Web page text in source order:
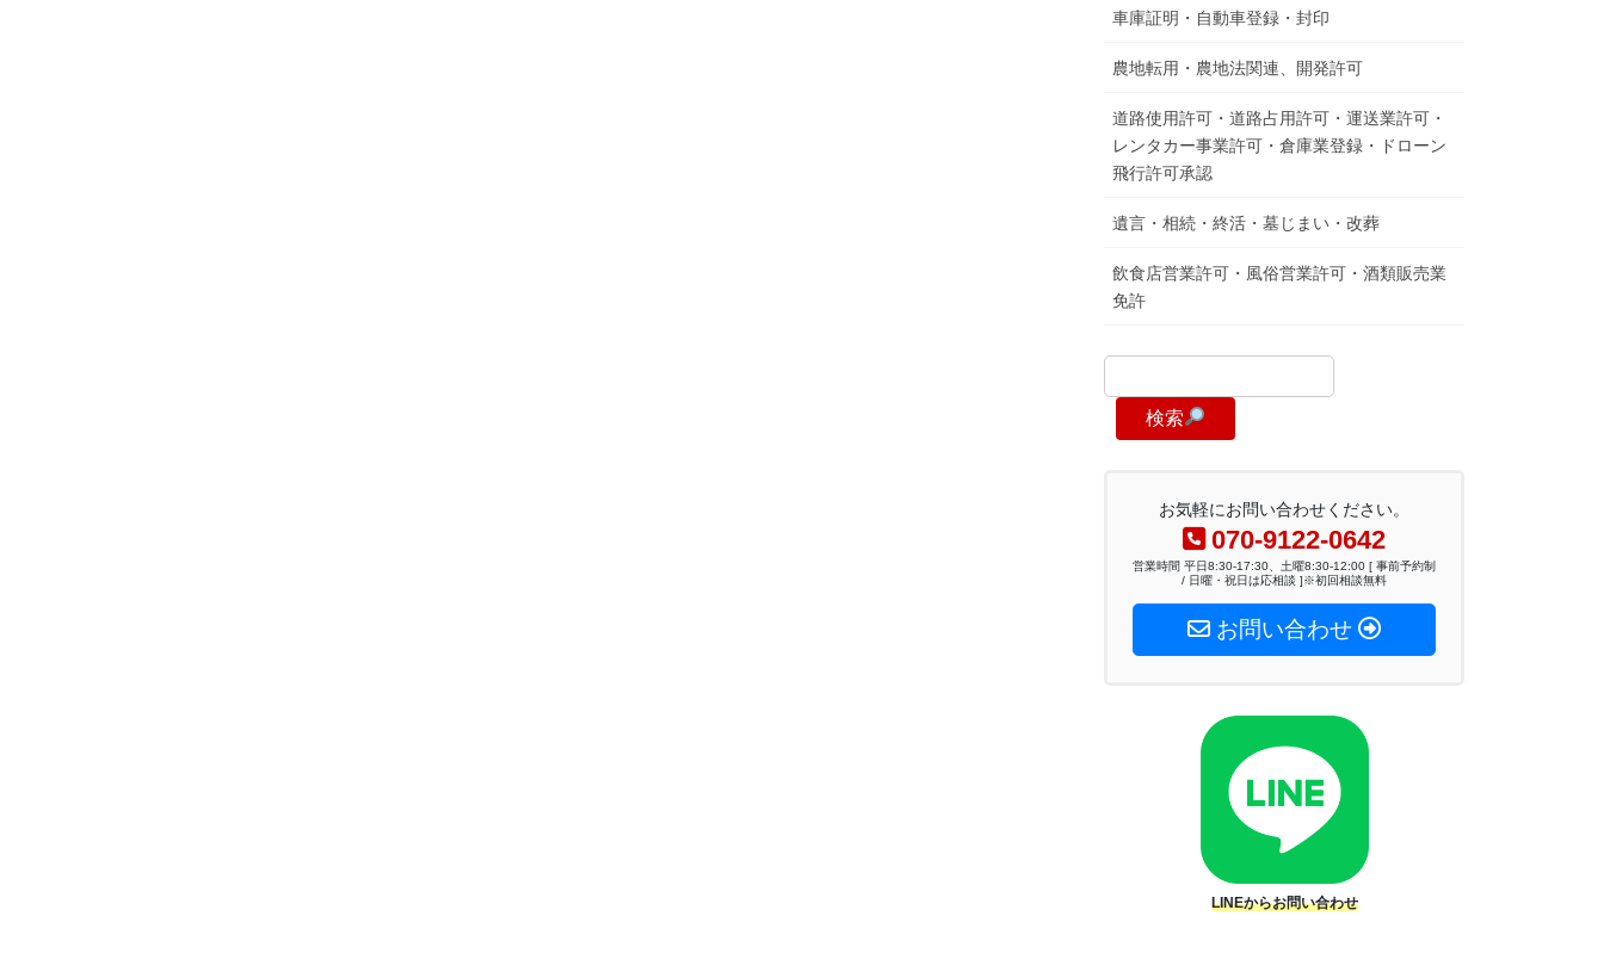
車庫証明・自動車登録・封印
農地転用・農地法関連、開発許可
道路使用許可・道路占用許可・運送業許可・
レンタカー事業許可・倉庫業登録・ドローン
飛行許可承認
遺言・相続・終活・墓じまい・改葬
飲食店営業許可・風俗営業許可・酒類販売業
免許
検索
お気軽にお問い合わせください。
070-9122-0642
営業時間 平日8:30-17:30、土曜8:30-12:00 [ 事前予約制
/ 日曜・祝日は応相談 ]※初回相談無料
お問い合わせ
LINEからお問い合わせ